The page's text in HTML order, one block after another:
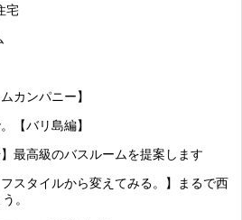
宅
カンパニー】
【バリ島編】
最高級のバスルームを提案します
スタイルから変えてみる。】まるで西
。